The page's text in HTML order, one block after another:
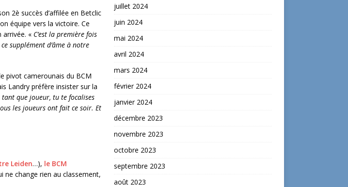
2è succès d’affilée en Betclic
équipe vers la victoire. Ce
arrivée. « C’est la première fois
supplément d’âme à notre
pivot camerounais du BCM
Landry préfère insister sur la
tant que joueur, tu te focalises
les joueurs ont fait ce soir. Et
Leiden…), le BCM
ne change rien au classement,
juillet 2024
juin 2024
mai 2024
avril 2024
mars 2024
février 2024
janvier 2024
décembre 2023
novembre 2023
octobre 2023
septembre 2023
août 2023